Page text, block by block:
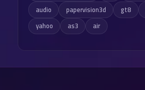
audio
papervision3d gt8
yahoo
as3 air